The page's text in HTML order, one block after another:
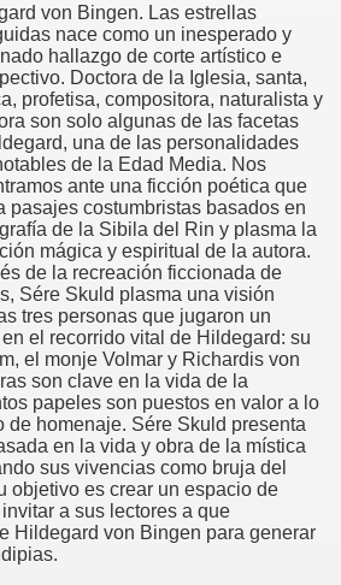
von Bingen. Las estrellas
nace como un inesperado y
hallazgo de corte artístico e
Doctora de la Iglesia, santa,
profetisa, compositora, naturalista y
son solo algunas de las facetas
una de las personalidades
de la Edad Media. Nos
ante una ficción poética que
pasajes costumbristas basados en
de la Sibila del Rin y plasma la
mágica y espiritual de la autora.
de la recreación ficcionada de
Sére Skuld plasma una visión
tres personas que jugaron un
el recorrido vital de Hildegard: su
el monje Volmar y Richardis von
son clave en la vida de la
papeles son puestos en valor a lo
de homenaje. Sére Skuld presenta
en la vida y obra de la mística
sus vivencias como bruja del
objetivo es crear un espacio de
a sus lectores a que
Hildegard von Bingen para generar